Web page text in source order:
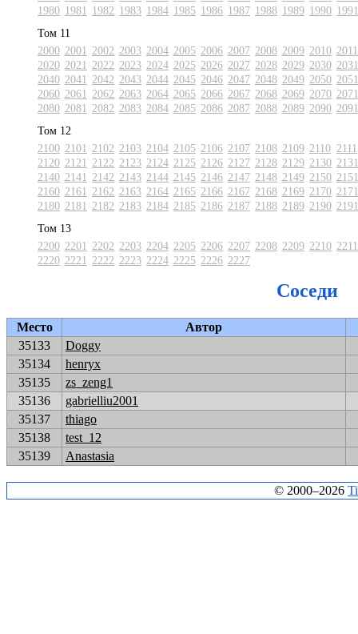
1980 1981 1982 1983 1984 1985 1986 1987 1988 1989 1990 1991
Том 11
2000 2001 2002 2003 2004 2005 2006 2007 2008 2009 2010 2011
2020 2021 2022 2023 2024 2025 2026 2027 2028 2029 2030 2031
2040 2041 2042 2043 2044 2045 2046 2047 2048 2049 2050 2051
2060 2061 2062 2063 2064 2065 2066 2067 2068 2069 2070 2071
2080 2081 2082 2083 2084 2085 2086 2087 2088 2089 2090 2091
Том 12
2100 2101 2102 2103 2104 2105 2106 2107 2108 2109 2110 2111
2120 2121 2122 2123 2124 2125 2126 2127 2128 2129 2130 2131
2140 2141 2142 2143 2144 2145 2146 2147 2148 2149 2150 2151
2160 2161 2162 2163 2164 2165 2166 2167 2168 2169 2170 2171
2180 2181 2182 2183 2184 2185 2186 2187 2188 2189 2190 2191
Том 13
2200 2201 2202 2203 2204 2205 2206 2207 2208 2209 2210 2211
2220 2221 2222 2223 2224 2225 2226 2227
Соседи
Место
Автор
35133
Doggy
35134
henryx
35135
zs_zeng1
35136
gabrielliu2001
35137
thiago
35138
test_12
35139
Anastasia
© 2000–2026